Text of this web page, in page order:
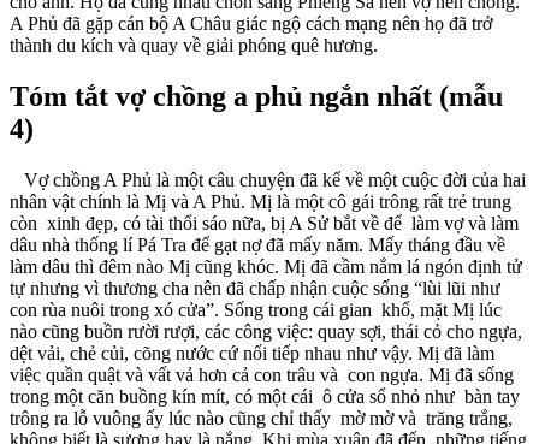
A Phủ đã gặp cán bộ A Châu giác ngộ cách mạng nên họ đã trở
thành du kích và quay về giải phóng quê hương.
Tóm tắt vợ chồng a phủ ngắn nhất (mẫu
4)
Vợ chồng A Phủ là một câu chuyện đã kể về một cuộc đời của hai
nhân vật chính là Mị và A Phủ. Mị là một cô gái trông rất trẻ trung
còn xinh đẹp, có tài thổi sáo nữa, bị A Sử bắt về để làm vợ và làm
dâu nhà thống lí Pá Tra để gạt nợ đã mấy năm. Mấy tháng đầu về
làm dâu thì đêm nào Mị cũng khóc. Mị đã cầm nắm lá ngón định tử
tự nhưng vì thương cha nên đã chấp nhận cuộc sống “lùi lũi như
con rùa nuôi trong xó cửa”. Sống trong cái gian khổ, mặt Mị lúc
nào cũng buồn rười rượi, các công việc: quay sợi, thái cỏ cho ngựa,
dệt vải, chẻ củi, cõng nước cứ nối tiếp nhau như vậy. Mị đã làm
việc quần quật và vất vả hơn cả con trâu và con ngựa. Mị đã sống
trong một căn buồng kín mít, có một cái ô cửa sổ nhỏ như bàn tay
trông ra lỗ vuông ấy lúc nào cũng chỉ thấy mờ mờ và trăng trắng,